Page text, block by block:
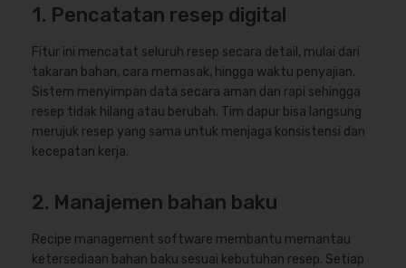
1. Pencatatan resep digital
Fitur ini mencatat seluruh resep secara detail, mulai dari
takaran bahan, cara memasak, hingga waktu penyajian.
Sistem menyimpan data secara aman dan rapi sehingga
resep tidak hilang atau berubah. Tim dapur bisa langsung
merujuk resep yang sama untuk menjaga konsistensi dan
kecepatan kerja.
2. Manajemen bahan baku
Recipe management software membantu memantau
ketersediaan bahan baku sesuai kebutuhan resep. Setiap